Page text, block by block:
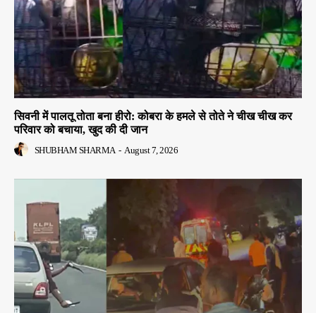
सिवनी में पालतू तोता बना हीरो: कोबरा के हमले से तोते ने चीख चीख कर
परिवार को बचाया, खुद की दी जान
SHUBHAM SHARMA - August 7, 2026